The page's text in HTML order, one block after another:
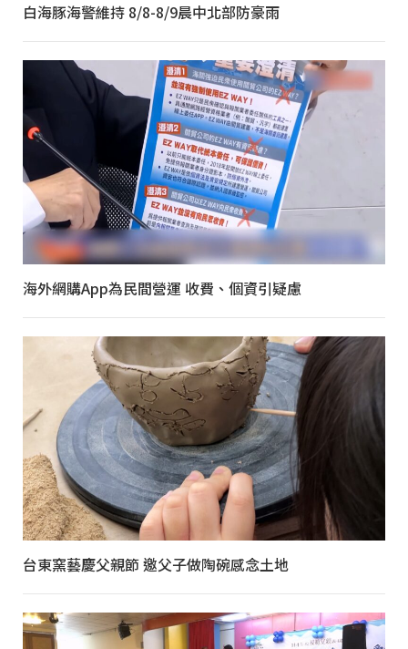
白海豚海警維持 8/8-8/9晨中北部防豪雨
海外網購App為民間營運 收費、個資引疑慮
台東窯藝慶父親節 邀父子做陶碗感念土地